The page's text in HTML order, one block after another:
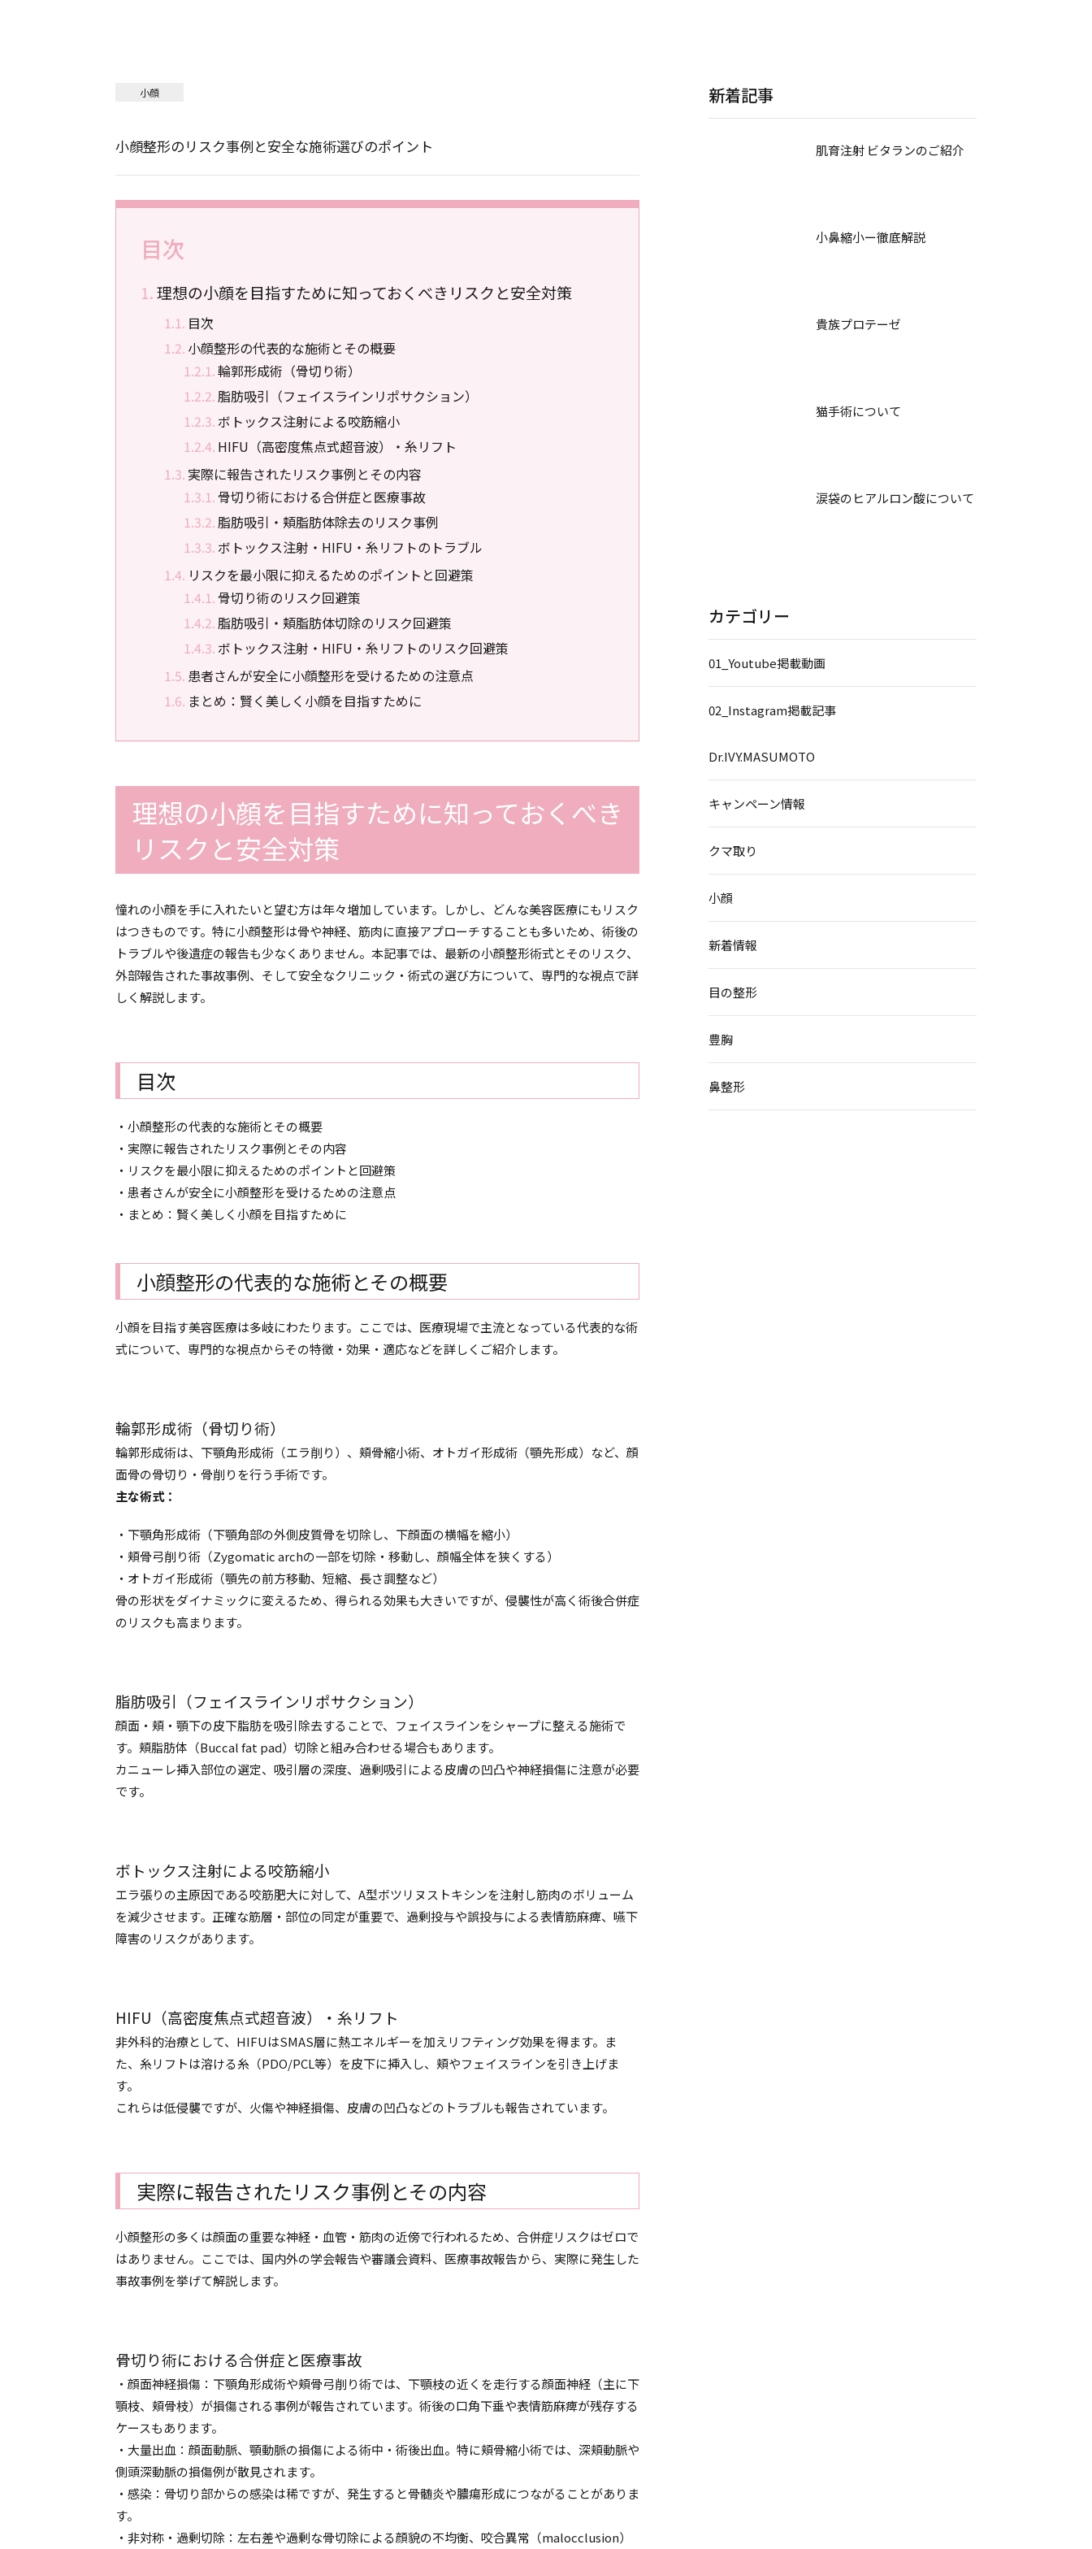
小顔
小顔整形のリスク事例と安全な施術選びのポイント
目次
理想の小顔を目指すために知っておくべきリスクと安全対策
目次
小顔整形の代表的な施術とその概要
輪郭形成術（骨切り術）
脂肪吸引（フェイスラインリポサクション）
ボトックス注射による咬筋縮小
HIFU（高密度焦点式超音波）・糸リフト
実際に報告されたリスク事例とその内容
骨切り術における合併症と医療事故
脂肪吸引・頬脂肪体除去のリスク事例
ボトックス注射・HIFU・糸リフトのトラブル
リスクを最小限に抑えるためのポイントと回避策
骨切り術のリスク回避策
脂肪吸引・頬脂肪体切除のリスク回避策
ボトックス注射・HIFU・糸リフトのリスク回避策
患者さんが安全に小顔整形を受けるための注意点
まとめ：賢く美しく小顔を目指すために
理想の小顔を目指すために知っておくべき
リスクと安全対策
憧れの小顔を手に入れたいと望む方は年々増加しています。しかし、どんな美容医療にもリスク
はつきものです。特に小顔整形は骨や神経、筋肉に直接アプローチすることも多いため、術後の
トラブルや後遺症の報告も少なくありません。本記事では、最新の小顔整形術式とそのリスク、
外部報告された事故事例、そして安全なクリニック・術式の選び方について、専門的な視点で詳
しく解説します。
目次
・小顔整形の代表的な施術とその概要
・実際に報告されたリスク事例とその内容
・リスクを最小限に抑えるためのポイントと回避策
・患者さんが安全に小顔整形を受けるための注意点
・まとめ：賢く美しく小顔を目指すために
小顔整形の代表的な施術とその概要
小顔を目指す美容医療は多岐にわたります。ここでは、医療現場で主流となっている代表的な術
式について、専門的な視点からその特徴・効果・適応などを詳しくご紹介します。
輪郭形成術（骨切り術）
輪郭形成術は、下顎角形成術（エラ削り）、頬骨縮小術、オトガイ形成術（顎先形成）など、顔
面骨の骨切り・骨削りを行う手術です。
主な術式：
・下顎角形成術（下顎角部の外側皮質骨を切除し、下顔面の横幅を縮小）
・頬骨弓削り術（Zygomatic archの一部を切除・移動し、顔幅全体を狭くする）
・オトガイ形成術（顎先の前方移動、短縮、長さ調整など）
骨の形状をダイナミックに変えるため、得られる効果も大きいですが、侵襲性が高く術後合併症
のリスクも高まります。
脂肪吸引（フェイスラインリポサクション）
顔面・頬・顎下の皮下脂肪を吸引除去することで、フェイスラインをシャープに整える施術で
す。頬脂肪体（Buccal fat pad）切除と組み合わせる場合もあります。
カニューレ挿入部位の選定、吸引層の深度、過剰吸引による皮膚の凹凸や神経損傷に注意が必要
です。
ボトックス注射による咬筋縮小
エラ張りの主原因である咬筋肥大に対して、A型ボツリヌストキシンを注射し筋肉のボリューム
を減少させます。正確な筋層・部位の同定が重要で、過剰投与や誤投与による表情筋麻痺、嚥下
障害のリスクがあります。
HIFU（高密度焦点式超音波）・糸リフト
非外科的治療として、HIFUはSMAS層に熱エネルギーを加えリフティング効果を得ます。ま
た、糸リフトは溶ける糸（PDO/PCL等）を皮下に挿入し、頬やフェイスラインを引き上げま
す。
これらは低侵襲ですが、火傷や神経損傷、皮膚の凹凸などのトラブルも報告されています。
実際に報告されたリスク事例とその内容
小顔整形の多くは顔面の重要な神経・血管・筋肉の近傍で行われるため、合併症リスクはゼロで
はありません。ここでは、国内外の学会報告や審議会資料、医療事故報告から、実際に発生した
事故事例を挙げて解説します。
骨切り術における合併症と医療事故
・顔面神経損傷：下顎角形成術や頬骨弓削り術では、下顎枝の近くを走行する顔面神経（主に下
顎枝、頬骨枝）が損傷される事例が報告されています。術後の口角下垂や表情筋麻痺が残存する
ケースもあります。
・大量出血：顔面動脈、顎動脈の損傷による術中・術後出血。特に頬骨縮小術では、深頬動脈や
側頭深動脈の損傷例が散見されます。
・感染：骨切り部からの感染は稀ですが、発生すると骨髄炎や膿瘍形成につながることがありま
す。
・非対称・過剰切除：左右差や過剰な骨切除による顔貌の不均衡、咬合異常（malocclusion）
新着記事
肌育注射 ビタランのご紹介
小鼻縮小ー徹底解説
貴族プロテーゼ
猫手術について
涙袋のヒアルロン酸について
カテゴリー
01_Youtube掲載動画
02_Instagram掲載記事
Dr.IVY.MASUMOTO
キャンペーン情報
クマ取り
小顔
新着情報
目の整形
豊胸
鼻整形